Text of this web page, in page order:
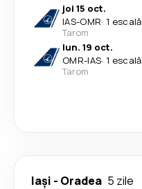
joi 15 oct.
IAS-OMR· 1 escală
Tarom
lun. 19 oct.
OMR-IAS· 1 escală
Tarom
Iași - Oradea 5 zile